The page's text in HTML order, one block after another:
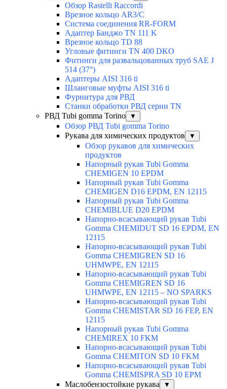
Обзор Rastelli Raccordi
Врезное кольцо AR3/C
Система соединения RR-FORM
Адаптер Банджо TN 111 K
Врезное кольцо TD 88
Угловые фитинги TN 400 DKO
Фитинги для развальцованных труб SAE J
514 (37°)
Адаптеры AISI 316 ti
Шланговые муфты AISI 316 ti
Фурнитура для РВД
Станки обработки РВД серии TN
РВД Tubi gomma Torino
▼
Обзор РВД Tubi gomma Torino
Рукава для химических продуктов
▼
Обзор рукавов для химических
продуктов
Напорный рукав Tubi Gomma
CHEMIGEN 10 EPDM
Напорный рукав Tubi Gomma
CHEMIGEN D16 EPDM, EN 12115
Напорный рукав Tubi Gomma
CHEMIBLUE D20 EPDM
Напорно-всасывающий рукав Tubi
Gomma CHEMIDUT SD 16 EPDM, EN
12115
Напорно-всасывающий рукав Tubi
Gomma CHEMIGREN SD 16
UHMWPE, EN 12115
Напорно-всасывающий рукав Tubi
Gomma CHEMIGREN SD 16
UHMWPE, EN 12115 – NO SPARKS
Напорно-всасывающий рукав Tubi
Gomma CHEMISTAR SD 16 FEP, EN
12115
Напорный рукав Tubi Gomma
CHEMIREX 10 FKM
Напорно-всасывающий рукав Tubi
Gomma CHEMITON SD 10 FKM
Напорно-всасывающий рукав Tubi
Gomma CHEMISPRA SD 10 EPM
Маслобензостойкие рукава
▼